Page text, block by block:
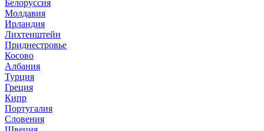
Белоруссия
Молдавия
Ирландия
Лихтенштейн
Приднестровье
Косово
Албания
Турция
Греция
Кипр
Португалия
Словения